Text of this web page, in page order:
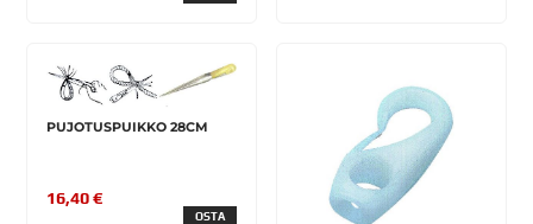
PUJOTUSPUIKKO 28CM
16,40 €
OSTA